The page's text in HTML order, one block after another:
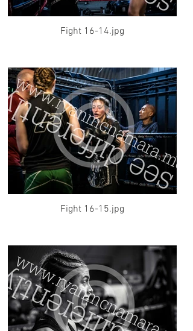
Fight 16-14.jpg
Fight 16-15.jpg